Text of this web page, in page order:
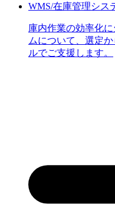
WMS/在庫管理シス
庫内作業の効率化
ムについて、選定
ルでご支援します。